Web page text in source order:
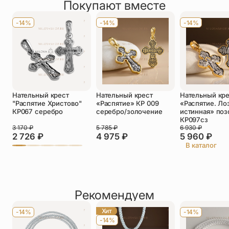
Оставить отзыв
Телефон
Отзыв*
Прикрепить фото
Покупают вместе
-14%
Нательный крест
"Распятие Христово"
КР067 серебро
2 726 ₽
3 170₽
-14%
Нательный крест
«Распятие» КР 009
серебро/золочение
4 975 ₽
5 785₽
-14%
Нательный
«Распятие.
истинная»
КР097сз
5 960 ₽
6 930₽
В каталог
Рекомендуем
-14%
Хит
-14%
-14%